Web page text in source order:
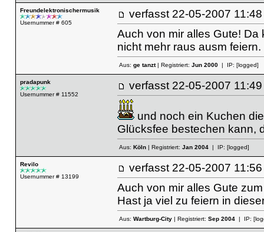
Freundelektronischermusik
Usernummer # 605
verfasst 22-05-2007
Auch von mir alles Gute!
nicht mehr raus ausm feiern.
Aus: ge tanzt| Registriert: Jun 2000| IP: [logged]
pradapunk
Usernummer # 11552
verfasst 22-05-2007
und noch ein Kuchen
Glücksfee bestechen kann,
Aus: Köln| Registriert: Jan 2004| IP: [logged]
Revilo
Usernummer # 13199
verfasst 22-05-2007
Auch von mir alles Gute
Hast ja viel zu feiern in
Aus: Wartburg-City| Registriert: Sep 2004| IP: